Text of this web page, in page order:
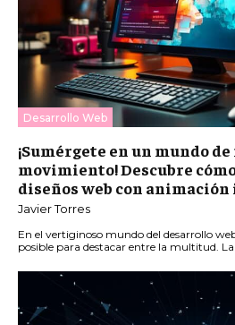
Desarrollo Web
¡Sumérgete en un mundo
movimiento! Descubre
diseños web con
Javier Torres
En el vertiginoso mundo del desarrollo
posible para destacar entre la multitud. La